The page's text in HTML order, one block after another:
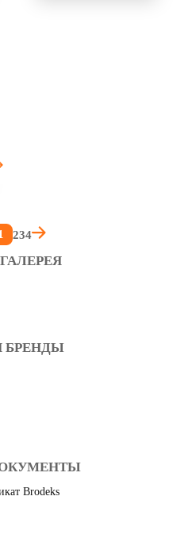
234